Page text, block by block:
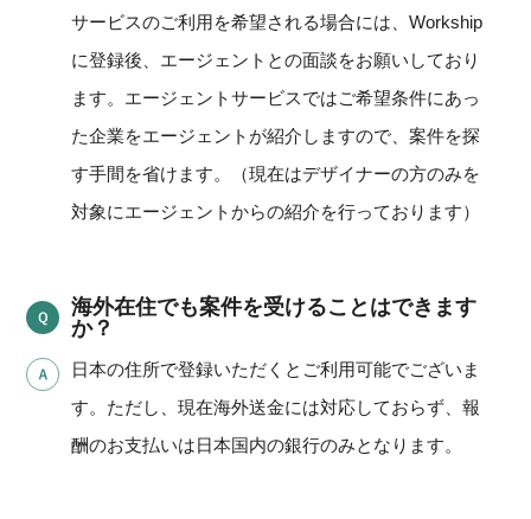
サービスのご利用を希望される場合には、Workship
に登録後、エージェントとの面談をお願いしており
ます。エージェントサービスではご希望条件にあっ
た企業をエージェントが紹介しますので、案件を探
す手間を省けます。（現在はデザイナーの方のみを
対象にエージェントからの紹介を行っております）
海外在住でも案件を受けることはできます
か？
日本の住所で登録いただくとご利用可能でございま
す。ただし、現在海外送金には対応しておらず、報
酬のお支払いは日本国内の銀行のみとなります。